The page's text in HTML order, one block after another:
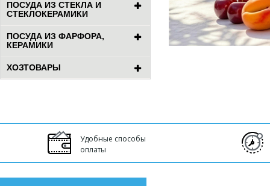
ПОСУДА ИЗ СТЕКЛА И
СТЕКЛОКЕРАМИКИ
ПОСУДА ИЗ ФАРФОРА,
КЕРАМИКИ
ХОЗТОВАРЫ
Удобные способы
оплаты